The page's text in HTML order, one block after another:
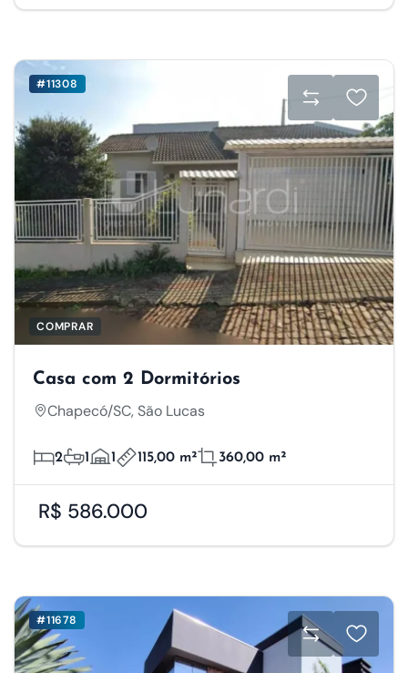
#11308
COMPRAR
Casa com 2 Dormitórios
Chapecó/SC, São Lucas
2 1 1 115,00 m² 360,00 m²
R$ 586.000
#11678